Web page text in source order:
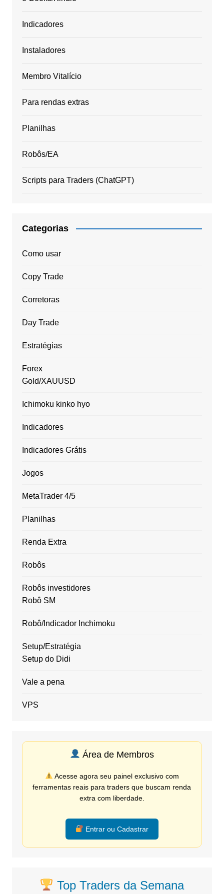
Indicadores
Instaladores
Membro Vitalício
Para rendas extras
Planilhas
Robôs/EA
Scripts para Traders (ChatGPT)
Categorias
Como usar
Copy Trade
Corretoras
Day Trade
Estratégias
Forex
Gold/XAUUSD
Ichimoku kinko hyo
Indicadores
Indicadores Grátis
Jogos
MetaTrader 4/5
Planilhas
Renda Extra
Robôs
Robôs investidores
Robô SM
Robô/Indicador Inchimoku
Setup/Estratégia
Setup do Didi
Vale a pena
VPS
Área de Membros
Acesse agora seu painel exclusivo com
ferramentas reais para traders que buscam renda
extra com liberdade.
Entrar ou Cadastrar
Top Traders da Semana